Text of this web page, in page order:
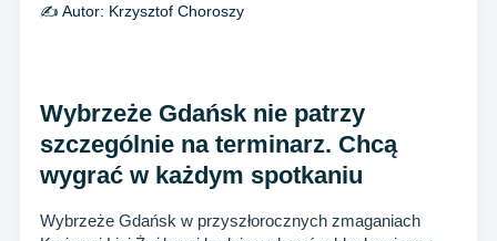
✍️ Autor: Krzysztof Choroszy
Wybrzeże Gdańsk nie patrzy
szczególnie na terminarz. Chcą
wygrać w każdym spotkaniu
Wybrzeże Gdańsk w przyszłorocznych zmaganiach